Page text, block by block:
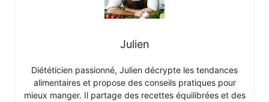
Julien
Diététicien passionné, Julien décrypte les tendances
alimentaires et propose des conseils pratiques pour
mieux manger. Il partage des recettes équilibrées et des